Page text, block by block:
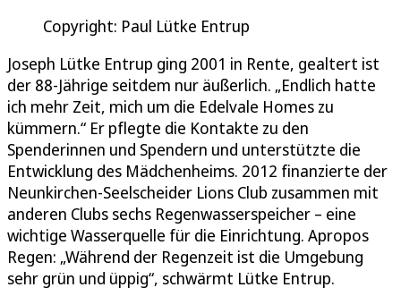
Copyright: Paul Lütke Entrup
Joseph Lütke Entrup ging 2001 in Rente, gealtert ist
der 88-Jährige seitdem nur äußerlich. „Endlich hatte
ich mehr Zeit, mich um die Edelvale Homes zu
kümmern.“ Er pflegte die Kontakte zu den
Spenderinnen und Spendern und unterstützte die
Entwicklung des Mädchenheims. 2012 finanzierte der
Neunkirchen-Seelscheider Lions Club zusammen mit
anderen Clubs sechs Regenwasserspeicher – eine
wichtige Wasserquelle für die Einrichtung. Apropos
Regen: „Während der Regenzeit ist die Umgebung
sehr grün und üppig“, schwärmt Lütke Entrup.